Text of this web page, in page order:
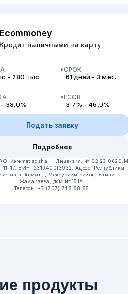
Ecommoney
Кредит наличными на карту
- 280 тыс
СРОК
61 дней - 3 мес.
- 38,0%
ГЭСВ
3,7% - 46,0%
Подать заявку
Подробнее
aqsha"".
Лицензия: № 02.23.0020.М
17. БИН: 231040013932. Адрес: Республика
г.Алматы, Медеуский район, улица
Жамакаева, дом № 151А.
Телефон: +7 (707) 748 88 85.
продукты